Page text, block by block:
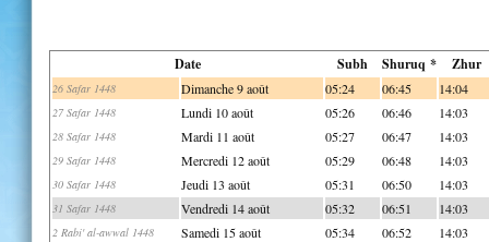
Date Subh Shuruq * Zhur
26 Safar 1448 Dimanche 9 août 05:24 06:45 14:04
27 Safar 1448 Lundi 10 août 05:26 06:46 14:03
28 Safar 1448 Mardi 11 août 05:27 06:47 14:03
29 Safar 1448 Mercredi 12 août 05:29 06:48 14:03
30 Safar 1448 Jeudi 13 août 05:31 06:50 14:03
31 Safar 1448 Vendredi 14 août 05:32 06:51 14:03
2 Rabi' al-awwal 1448 Samedi 15 août 05:34 06:52 14:03